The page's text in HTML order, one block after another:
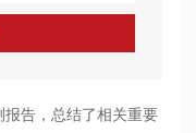
告，总结了相关重要